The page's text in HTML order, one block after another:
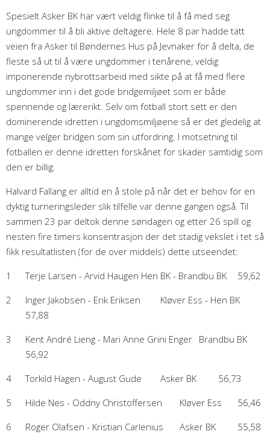
Spesielt Asker BK har vært veldig flinke til å få med seg
ungdommer til å bli aktive deltagere. Hele 8 par hadde tatt
veien fra Asker til Bøndernes Hus på Jevnaker for å delta, de
fleste så ut til å være ungdommer i tenårene, veldig
imponerende nybrottsarbeid med sikte på at få med flere
ungdommer inn i det gode bridgemiljøet som er både
spennende og lærerikt. Selv om fotball stort sett er den
dominerende idretten i ungdomsmiljøene så er det gledelig at
mange velger bridgen som sin utfordring. I motsetning til
fotballen er denne idretten forskånet for skader samtidig som
den er billig.
Halvard Fallang er alltid en å stole på når det er behov for en
dyktig turneringsleder slik tilfelle var denne gangen også. Til
sammen 23 par deltok denne søndagen og etter 26 spill og
nesten fire timers konsentrasjon der det stadig vekslet i tet så
fikk resultatlisten (for de over middels) dette utseendet:
1
Terje Larsen - Arvid Haugen Hen BK - Brandbu BK
59,62
2
Inger Jakobsen - Erik Eriksen
Kløver Ess - Hen BK
57,88
3
Kent André Lieng - Mari Anne Grini Enger Brandbu BK
56,92
4
Torkild Hagen - August Gude Asker BK
56,73
5
Hilde Nes - Oddny Christoffersen Kløver Ess
56,46
6
Roger Olafsen - Kristian Carlenius Asker BK
55,58